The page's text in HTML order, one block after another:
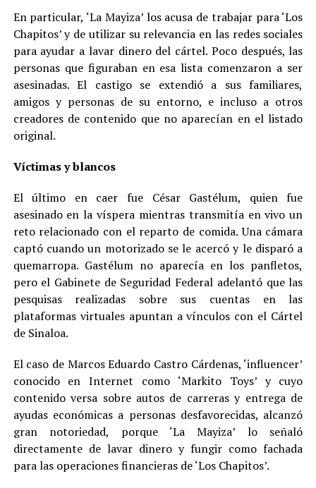
En particular, ‘La Mayiza’ los acusa de trabajar para ‘Los
Chapitos’ y de utilizar su relevancia en las redes sociales
para ayudar a lavar dinero del cártel. Poco después, las
personas que figuraban en esa lista comenzaron a ser
asesinadas. El castigo se extendió a sus familiares,
amigos y personas de su entorno, e incluso a otros
creadores de contenido que no aparecían en el listado
original.
Víctimas y blancos
El último en caer fue César Gastélum, quien fue
asesinado en la víspera mientras transmitía en vivo un
reto relacionado con el reparto de comida. Una cámara
captó cuando un motorizado se le acercó y le disparó a
quemarropa. Gastélum no aparecía en los panfletos,
pero el Gabinete de Seguridad Federal adelantó que las
pesquisas realizadas sobre sus cuentas en las
plataformas virtuales apuntan a vínculos con el Cártel
de Sinaloa.
El caso de Marcos Eduardo Castro Cárdenas, ‘influencer’
conocido en Internet como ‘Markito Toys’ y cuyo
contenido versa sobre autos de carreras y entrega de
ayudas económicas a personas desfavorecidas, alcanzó
gran notoriedad, porque ‘La Mayiza’ lo señaló
directamente de lavar dinero y fungir como fachada
para las operaciones financieras de ‘Los Chapitos’.